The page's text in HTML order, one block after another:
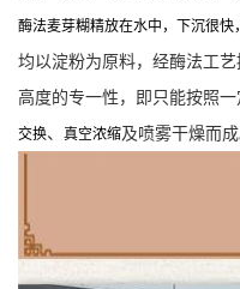
酶法麦芽糊精放在水中，下沉很
均以淀粉为原料，经酶法工
高度的专一性，即只能按照
交换、 真空浓缩及喷雾干燥而